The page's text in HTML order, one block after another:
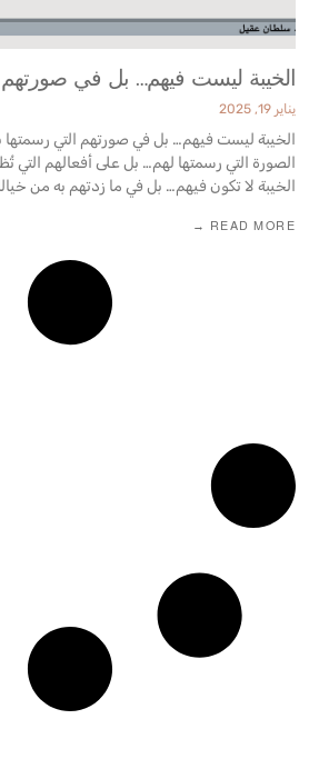
الخيبة ليست فيهم… بل في صورتهم
يناير 19, 2025
الخيبة ليست فيهم… بل في صورتهم التي رسمتها
الصورة التي رسمتها لهم… بل على أفعالهم التي
الخيبة لا تكون فيهم… بل في ما زدتهم به من
READ MORE →